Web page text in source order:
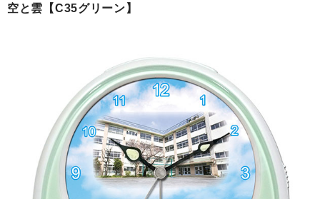
HOME
目覚まし時計(集合)
知育目覚まし時計(集合・園舎)
カード付フォトフレームクロック(集合)
目覚まし時計(集合＋個別)
メロディ時計(集合)
空と雲【C35グリーン】